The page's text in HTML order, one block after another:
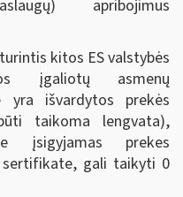
apribojimus
kitos ES valstybės
įgaliotų asmenų
išvardytos prekės
taikoma lengvata),
įsigyjamas prekes
sertifikate, gali taikyti 0